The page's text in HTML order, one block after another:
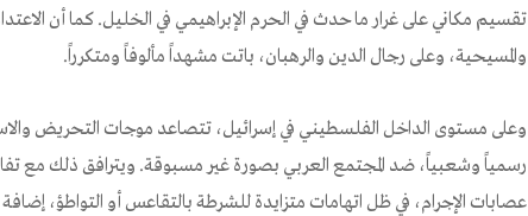
تقسيم مكاني على غرار ما حدث في الحرم الإبراهيمي في الخليل. كما أن
والمسيحية، وعلى رجال الدين والرهبان، باتت مشهداً مألوفاً ومتكرراً.
وعلى مستوى الداخل الفلسطيني في إسرائيل، تتصاعد موجات التحريض
رسمياً وشعبياً، ضد المجتمع العربي بصورة غير مسبوقة. ويترافق ذلك مع
عصابات الإجرام، في ظل اتهامات متزايدة للشرطة بالتقاعس أو التواطؤ،